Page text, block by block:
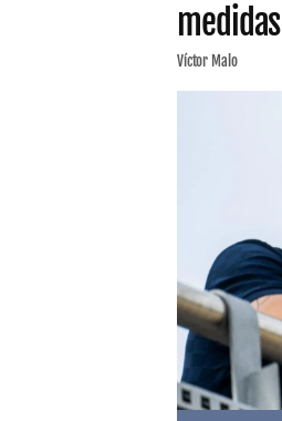
Víctor Malo